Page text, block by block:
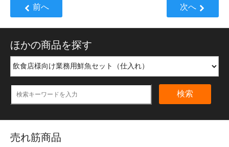
前へ 次へ
ほかの商品を探す
検索
売れ筋商品